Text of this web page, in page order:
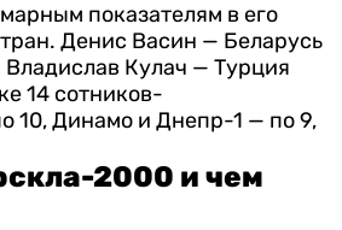
показателям в его
Денис Васин — Беларусь
Владислав Кулач — Турция
14 сотников-
10, Динамо и Днепр-1 — по 9,
2000 и чем